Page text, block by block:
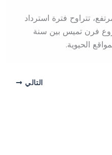
تتراوح فترة استرداد
فرن تميس بين سنة
الحيوية.
التالي